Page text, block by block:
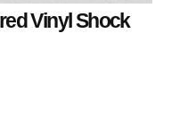
Vinyl Shock